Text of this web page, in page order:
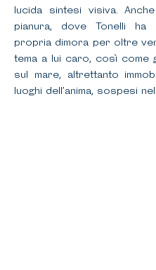
lucida sintesi visiva.
pianura, dove Tonelli ha
propria dimora per oltre
tema a lui caro, così come
sul mare, altrettanto
luoghi dell’anima, sospesi